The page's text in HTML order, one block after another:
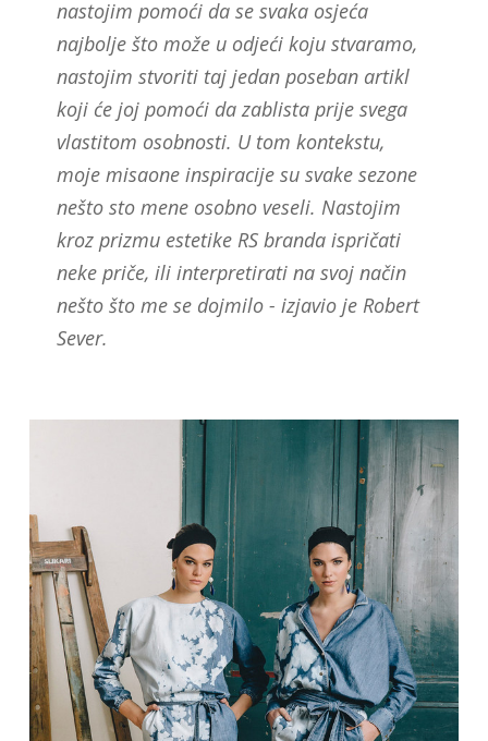
nastojim pomoći da se svaka osjeća
najbolje što može u odjeći koju stvaramo,
nastojim stvoriti taj jedan poseban artikl
koji će joj pomoći da zablista prije svega
vlastitom osobnosti. U tom kontekstu,
moje misaone inspiracije su svake sezone
nešto sto mene osobno veseli. Nastojim
kroz prizmu estetike RS branda ispričati
neke priče, ili interpretirati na svoj način
nešto što me se dojmilo - izjavio je Robert
Sever.